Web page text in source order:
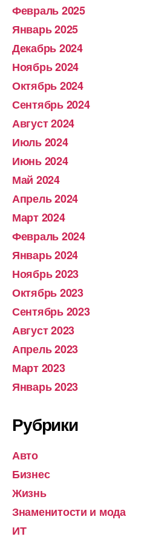
Февраль 2025
Январь 2025
Декабрь 2024
Ноябрь 2024
Октябрь 2024
Сентябрь 2024
Август 2024
Июль 2024
Июнь 2024
Май 2024
Апрель 2024
Март 2024
Февраль 2024
Январь 2024
Ноябрь 2023
Октябрь 2023
Сентябрь 2023
Август 2023
Апрель 2023
Март 2023
Январь 2023
Рубрики
Авто
Бизнес
Жизнь
Знаменитости и мода
ИТ